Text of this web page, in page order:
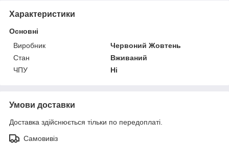
Характеристики
Основні
Виробник
Червоний Жовтень
Стан
Вживаний
ЧПУ
Ні
Умови доставки
Доставка здійснюється тільки по передоплаті.
Самовивіз